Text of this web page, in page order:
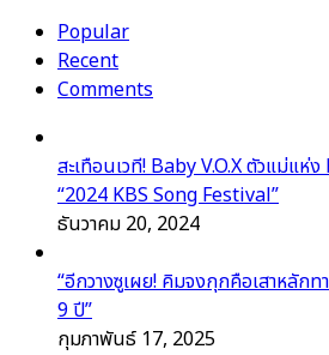
Popular
Recent
Comments
สะเทือนเวที! Baby V.O.X ตัวแม่แห่
“2024 KBS Song Festival”
ธันวาคม 20, 2024
“อีกวางซูเผย! คิมจงกุกคือเสาหลักท
9 ปี”
กุมภาพันธ์ 17, 2025